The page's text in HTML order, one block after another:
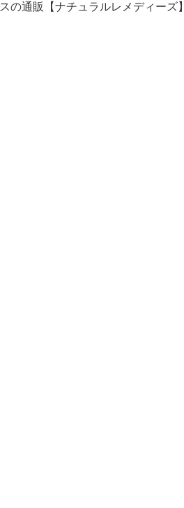
の通販【ナチュラルレメディーズ】